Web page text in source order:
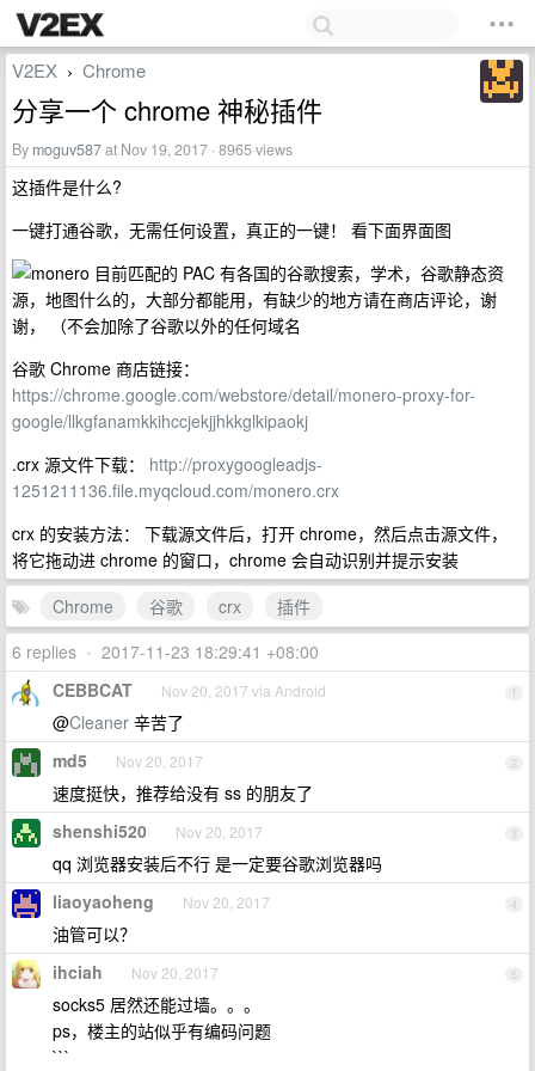
V2EX › Chrome
分享一个 chrome 神秘插件
By moguv587at Nov 19, 2017 · 8965 views
这插件是什么?
一键打通谷歌，无需任何设置，真正的一键！ 看下面界面图
目前匹配的 PAC 有各国的谷歌搜索，学术，谷歌静态资
源，地图什么的，大部分都能用，有缺少的地方请在商店评论，谢
谢， （不会加除了谷歌以外的任何域名
谷歌 Chrome 商店链接：
https://chrome.google.com/webstore/detail/monero-proxy-for-
google/llkgfanamkkihccjekjjhkkglkipaokj
.crx 源文件下载： http://proxygoogleadjs-
1251211136.file.myqcloud.com/monero.crx
crx 的安装方法： 下载源文件后，打开 chrome，然后点击源文件，
将它拖动进 chrome 的窗口，chrome 会自动识别并提示安装
Chrome
谷歌 crx
插件
6 replies • 2017-11-23 18:29:41 +08:00
1
CEBBCAT Nov 20, 2017 via Android
@Cleaner 辛苦了
2
md5 Nov 20, 2017
速度挺快，推荐给没有 ss 的朋友了
3
shenshi520 Nov 20, 2017
qq 浏览器安装后不行 是一定要谷歌浏览器吗
4
liaoyaoheng Nov 20, 2017
油管可以？
5
ihciah Nov 20, 2017
socks5 居然还能过墙。。。
ps，楼主的站似乎有编码问题
```